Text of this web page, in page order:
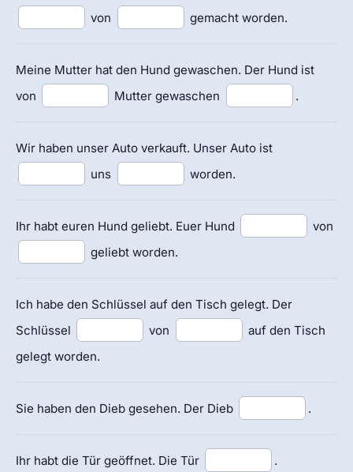
von
gemacht worden.
Meine Mutter hat den Hund gewaschen. Der Hund ist
von
Mutter gewaschen .
Wir haben unser Auto verkauft. Unser Auto ist
uns
worden.
Ihr habt euren Hund geliebt. Euer Hund
von
geliebt worden.
Ich habe den Schlüssel auf den Tisch gelegt. Der
Schlüssel
von
auf den Tisch
gelegt worden.
Sie haben den Dieb gesehen. Der Dieb .
Ihr habt die Tür geöffnet. Die Tür .